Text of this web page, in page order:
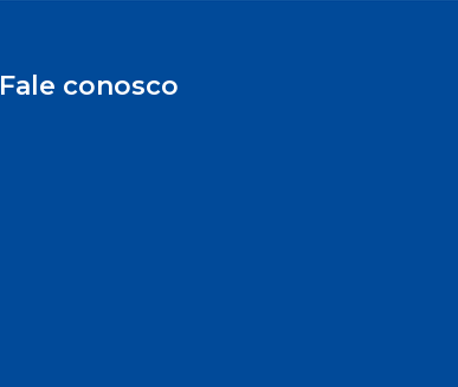
Fale conosco